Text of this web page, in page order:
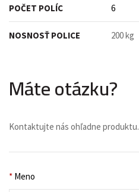
POČET POLÍC 6
NOSNOSŤ POLICE 200 kg
Máte otázku?
Kontaktujte nás ohľadne produktu.
* Meno